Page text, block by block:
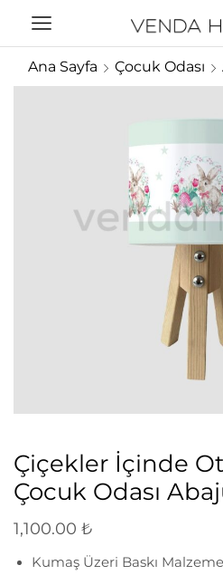
Ana Sayfa Çocuk Odası
Çiçekler İçinde
Çocuk Odası
1,100.00 ₺
Kumaş Üzeri Baskı